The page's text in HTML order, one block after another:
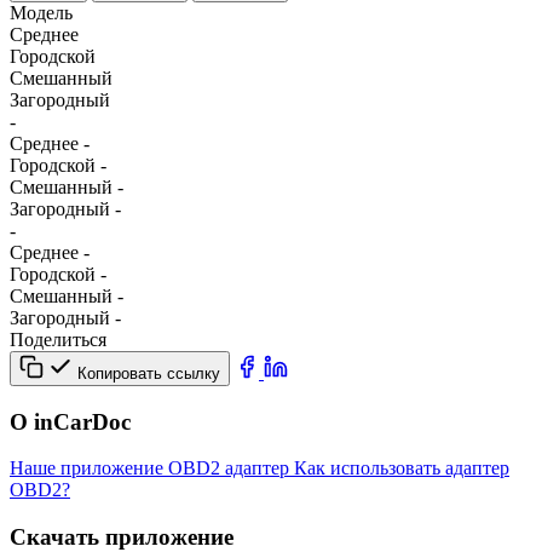
Модель
Среднее
Городской
Смешанный
Загородный
-
Среднее -
Городской -
Смешанный -
Загородный -
-
Среднее -
Городской -
Смешанный -
Загородный -
Поделиться
Копировать ссылку
О inCarDoc
Наше приложение OBD2 адаптер Как использовать адаптер
OBD2?
Скачать приложение